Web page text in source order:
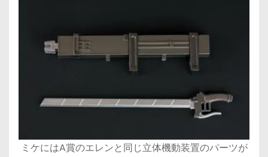
ミケにはA賞のエレンと同じ立体機動装置のパーツが